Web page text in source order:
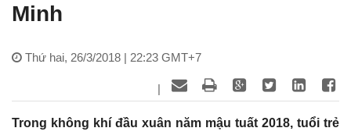
Minh
Thứ hai, 26/3/2018 | 22:23 GMT+7
|
Trong không khí đầu xuân năm mậu tuất 2018, tuổi trẻ